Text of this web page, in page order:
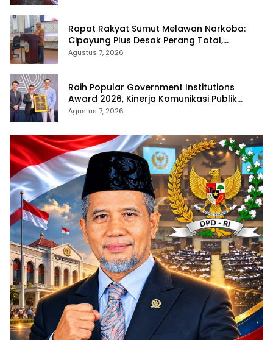
Rapat Rakyat Sumut Melawan Narkoba:
Cipayung Plus Desak Perang Total,
Generasi Muda Jadi Benteng Utama
Agustus 7, 2026
Raih Popular Government Institutions
Award 2026, Kinerja Komunikasi Publik
Kementerian ATR/BPN Kembali Diakui
Agustus 7, 2026